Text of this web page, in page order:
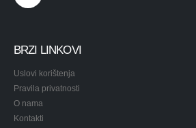
BRZI LINKOVI
Uslovi korištenja
Pravila privatnosti
O nama
Kontakti